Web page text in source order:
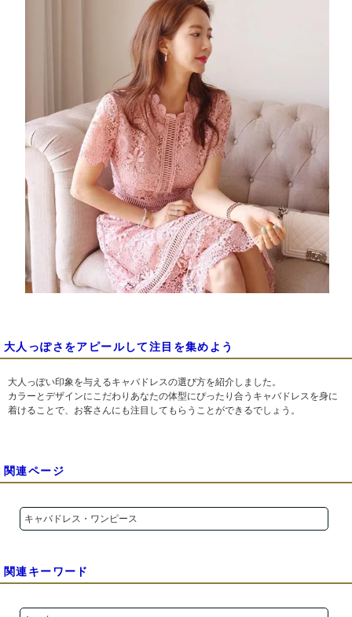
大人っぽさをアピールして注目を集めよう
大人っぽい印象を与えるキャバドレスの選び方を紹介しました。
カラーとデザインにこだわりあなたの体型にぴったり合うキャバドレスを身に
着けることで、お客さんにも注目してもらうことができるでしょう。
関連ページ
キャバドレス・ワンピース
関連キーワード